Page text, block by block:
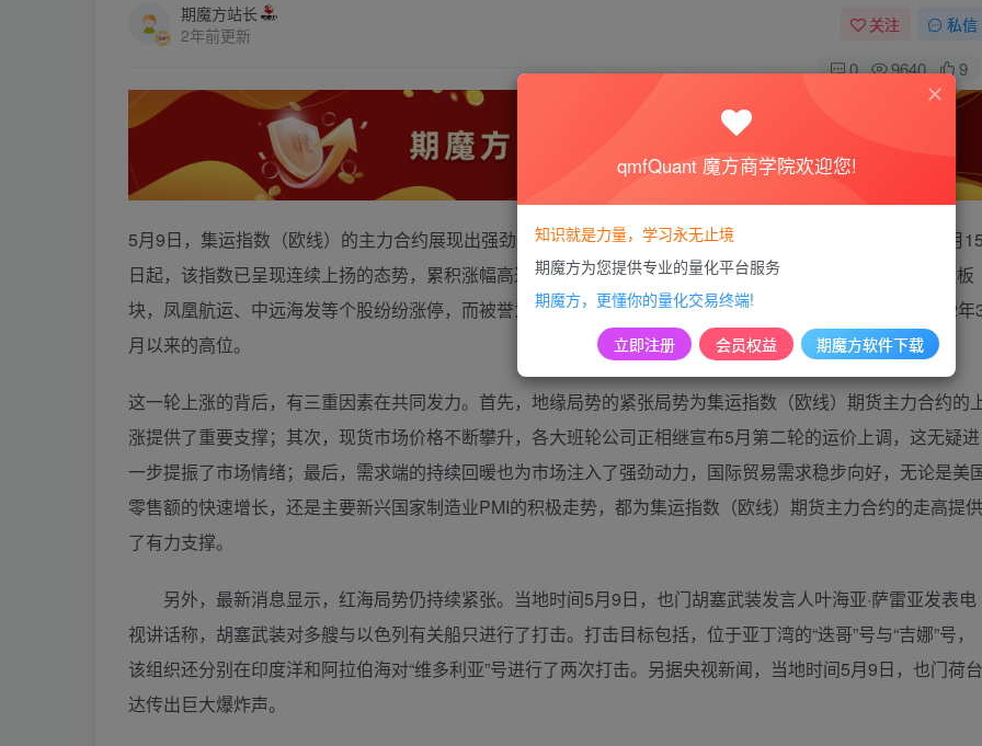
期魔方站长
2年前更新
关注 私信
0 9640 9
5月9日，集运指数（欧线）的主力合约展现出强劲势头，盘中涨幅一度超过12%，创下历史新高。自今年3月
日起，该指数已呈现连续上扬的态势，累积涨幅高达惊人的206%。这一显著的市场动态迅速传导至A股航运板
块，凤凰航运、中远海发等个股纷纷涨停，而被誉为“周期之王”的中远海控涨幅更是超过9%，股价重回2022年
月以来的高位。
这一轮上涨的背后，有三重因素在共同发力。首先，地缘局势的紧张局势为集运指数（欧线）期货主力合约的
涨提供了重要支撑；其次，现货市场价格不断攀升，各大班轮公司正相继宣布5月第二轮的运价上调，这无疑进
一步提振了市场情绪；最后，需求端的持续回暖也为市场注入了强劲动力，国际贸易需求稳步向好，无论是美
零售额的快速增长，还是主要新兴国家制造业PMI的积极走势，都为集运指数（欧线）期货主力合约的走高提供
了有力支撑。
另外，最新消息显示，红海局势仍持续紧张。当地时间5月9日，也门胡塞武装发言人叶海亚·萨雷亚发表电
视讲话称，胡塞武装对多艘与以色列有关船只进行了打击。打击目标包括，位于亚丁湾的“迭哥”号与“吉娜”号，
该组织还分别在印度洋和阿拉伯海对“维多利亚”号进行了两次打击。另据央视新闻，当地时间5月9日，也门荷台
达传出巨大爆炸声。
qmfQuant 魔方商学院欢迎您!
知识就是力量，学习永无止境
期魔方为您提供专业的量化平台服务
期魔方，更懂你的量化交易终端!
立即注册 会员权益 期魔方软件下载